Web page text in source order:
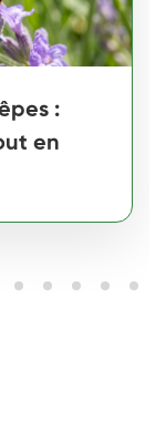
:
en